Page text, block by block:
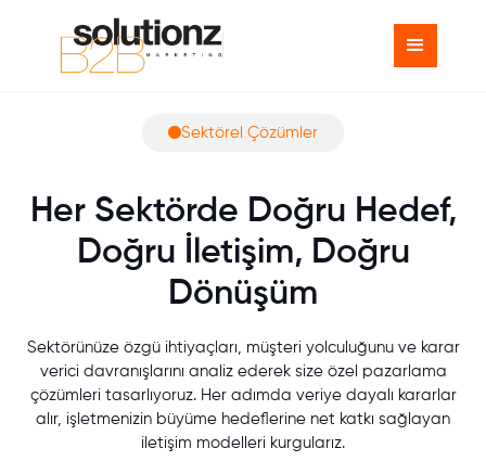
Sektörel Çözümler
Her Sektörde Doğru Hedef,
Doğru İletişim, Doğru
Dönüşüm
Sektörünüze özgü ihtiyaçları, müşteri yolculuğunu ve karar
verici davranışlarını analiz ederek size özel pazarlama
çözümleri tasarlıyoruz. Her adımda veriye dayalı kararlar
alır, işletmenizin büyüme hedeflerine net katkı sağlayan
iletişim modelleri kurgularız.